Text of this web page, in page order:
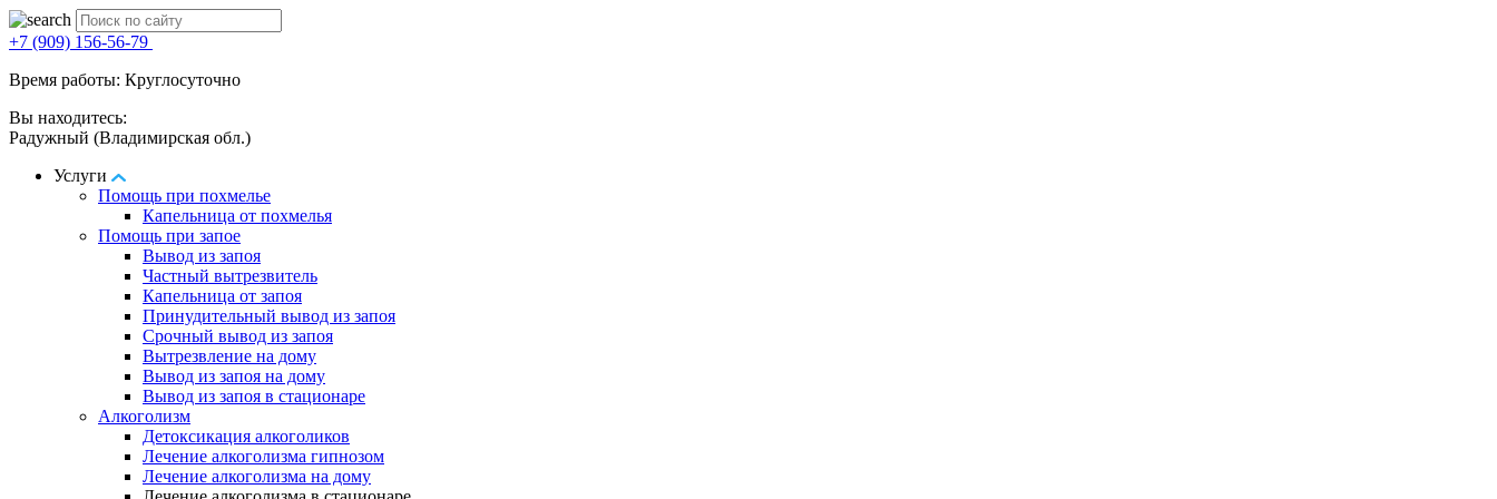
+7 (909) 156-56-79
Время работы: Круглосуточно
Вы находитесь:
Радужный (Владимирская обл.)
Услуги
Помощь при похмелье
Капельница от похмелья
Помощь при запое
Вывод из запоя
Частный вытрезвитель
Капельница от запоя
Принудительный вывод из запоя
Срочный вывод из запоя
Вытрезвление на дому
Вывод из запоя на дому
Вывод из запоя в стационаре
Алкоголизм
Детоксикация алкоголиков
Лечение алкоголизма гипнозом
Лечение алкоголизма на дому